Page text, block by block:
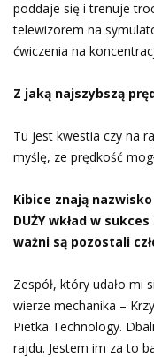
poddaje się i trenuje
telewizorem na
ćwiczenia na
Z jaką najszybszą
Tu jest kwestia czy na
myślę, ze prędkość
Kibice znają
DUŻY wkład w sukces
ważni są pozostali
Zespół, który udało mi
wierze mechanika –
Pietka Technology.
rajdu. Jestem im za to